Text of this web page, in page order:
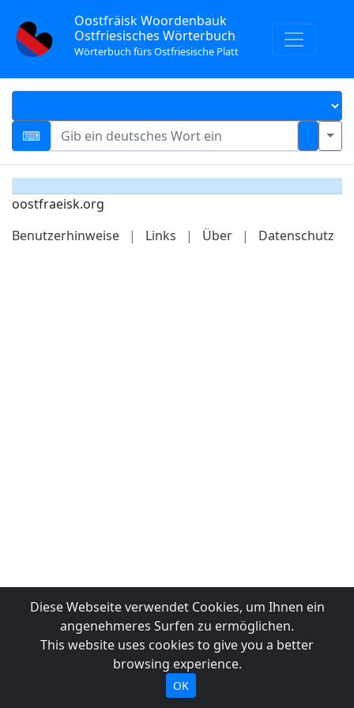
Oostfräisk Woordenbauk
Ostfriesisches Wörterbuch
Wörterbuch fürs Ostfriesische Platt
oostfraeisk.org
Benutzerhinweise
| Links | Über | Datenschutz
Diese Webseite verwendet Cookies, um Ihnen ein
angenehmeres Surfen zu ermöglichen.
This website uses cookies to give you a better
browsing experience.
OK